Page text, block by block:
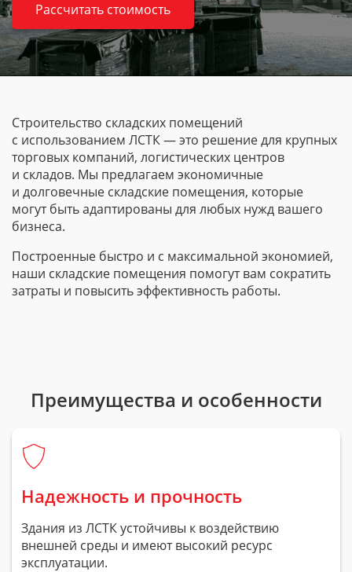
Рассчитать стоимость
Строительство складских помещений
с использованием ЛСТК — это решение для крупных
торговых компаний, логистических центров
и складов. Мы предлагаем экономичные
и долговечные складские помещения, которые
могут быть адаптированы для любых нужд вашего
бизнеса.
Построенные быстро и с максимальной экономией,
наши складские помещения помогут вам сократить
затраты и повысить эффективность работы.
Преимущества и особенности
Надежность и прочность
Здания из ЛСТК устойчивы к воздействию
внешней среды и имеют высокий ресурс
эксплуатации.